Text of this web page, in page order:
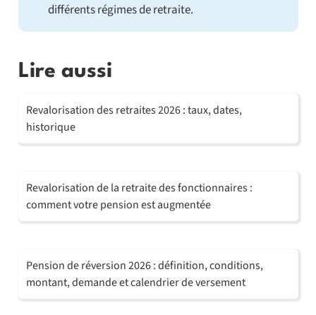
différents régimes de retraite.
Lire aussi
Revalorisation des retraites 2026 : taux, dates,
historique
Revalorisation de la retraite des fonctionnaires :
comment votre pension est augmentée
Pension de réversion 2026 : définition, conditions,
montant, demande et calendrier de versement